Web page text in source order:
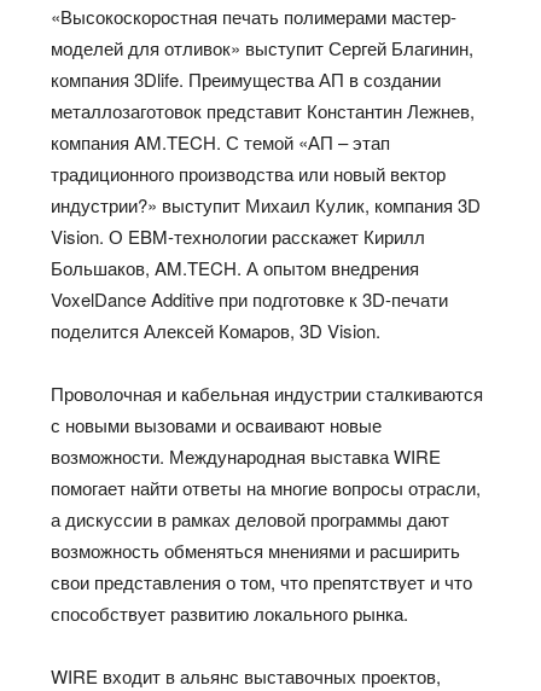
«Высокоскоростная печать полимерами мастер-
моделей для отливок» выступит Сергей Благинин,
компания 3Dlife. Преимущества АП в создании
металлозаготовок представит Константин Лежнев,
компания AM.TECH. С темой «АП – этап
традиционного производства или новый вектор
индустрии?» выступит Михаил Кулик, компания 3D
Vision. О EBM-технологии расскажет Кирилл
Большаков, AM.TECH. А опытом внедрения
VoxelDance Additive при подготовке к 3D-печати
поделится Алексей Комаров, 3D Vision.
Проволочная и кабельная индустрии сталкиваются
с новыми вызовами и осваивают новые
возможности. Международная выставка WIRE
помогает найти ответы на многие вопросы отрасли,
а дискуссии в рамках деловой программы дают
возможность обменяться мнениями и расширить
свои представления о том, что препятствует и что
способствует развитию локального рынка.
WIRE входит в альянс выставочных проектов,